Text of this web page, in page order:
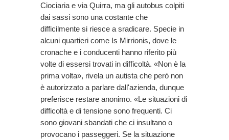
Ciociaria e via Quirra, ma gli autobus colpiti
dai sassi sono una costante che
difficilmente si riesce a sradicare. Specie in
alcuni quartieri come Is Mirrionis, dove le
cronache e i conducenti hanno riferito più
volte di essersi trovati in difficoltà. «Non è la
prima volta», rivela un autista che però non
è autorizzato a parlare dall'azienda, dunque
preferisce restare anonimo. «Le situazioni di
difficoltà e di tensione sono frequenti. Ci
sono giovani sbandati che ci insultano o
provocano i passeggeri. Se la situazione